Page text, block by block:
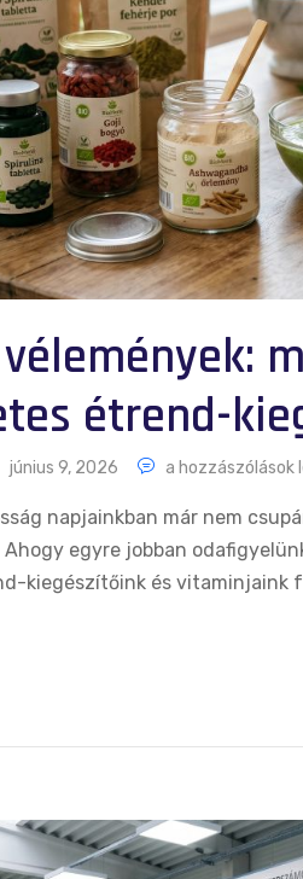
étrend-
június 9, 2026 a hozzászólások
napjainkban már nem
egyre jobban
kiegészítőink és vitaminjaink